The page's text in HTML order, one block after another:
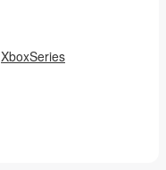
XboxSeries